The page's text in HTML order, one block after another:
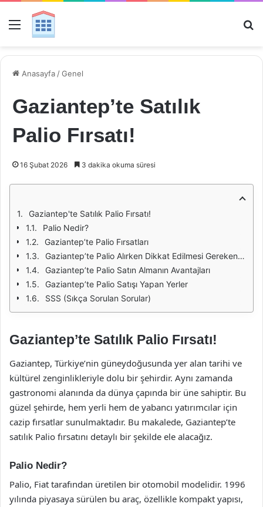
Menü
Anasayfa /Genel
Gaziantep’te Satılık
Palio Fırsatı!
16 Şubat 2026 3 dakika okuma süresi
Gaziantep'te Satılık Palio Fırsatı!
Palio Nedir?
Gaziantep’te Palio Fırsatları
Gaziantep’te Palio Alırken Dikkat Edilmesi Gerekenler
Gaziantep’te Palio Satın Almanın Avantajları
Gaziantep’te Palio Satışı Yapan Yerler
SSS (Sıkça Sorulan Sorular)
Gaziantep’te Satılık Palio Fırsatı!
Gaziantep, Türkiye’nin güneydoğusunda yer alan tarihi ve
kültürel zenginlikleriyle dolu bir şehirdir. Aynı zamanda
gastronomi alanında da dünya çapında bir üne sahiptir. Bu
güzel şehirde, hem yerli hem de yabancı yatırımcılar için
cazip fırsatlar sunulmaktadır. Bu makalede, Gaziantep’te
satılık Palio fırsatını detaylı bir şekilde ele alacağız.
Palio Nedir?
Palio, Fiat tarafından üretilen bir otomobil modelidir. 1996
yılında piyasaya sürülen bu araç, özellikle kompakt yapısı,